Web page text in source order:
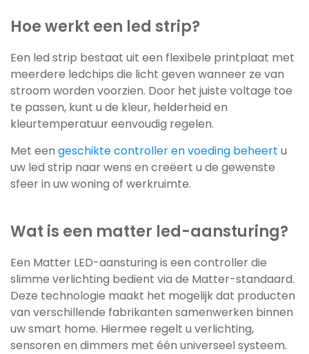
Hoe werkt een led strip?
Een led strip bestaat uit een flexibele printplaat met
meerdere ledchips die licht geven wanneer ze van
stroom worden voorzien. Door het juiste voltage toe
te passen, kunt u de kleur, helderheid en
kleurtemperatuur eenvoudig regelen.
Met een geschikte controller en voeding beheert u
uw led strip naar wens en creëert u de gewenste
sfeer in uw woning of werkruimte.
Wat is een matter led-aansturing?
Een Matter LED-aansturing is een controller die
slimme verlichting bedient via de Matter-standaard.
Deze technologie maakt het mogelijk dat producten
van verschillende fabrikanten samenwerken binnen
uw smart home. Hiermee regelt u verlichting,
sensoren en dimmers met één universeel systeem.